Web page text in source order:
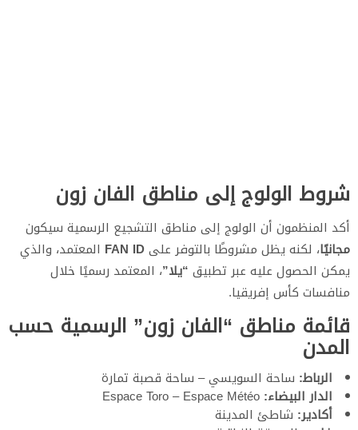
شروط الولوج إلى مناطق الفان زون
أكد المنظمون أن الولوج إلى مناطق التشجيع الرسمية سيكون
مجانيًا، لكنه يظل مشروطًا بالتوفر علىFAN ID المعتمد، والذي
يمكن الحصول عليه عبر تطبيق “يلا”، المعتمد رسميًا خلال
منافسات كأس إفريقيا.
قائمة مناطق “الفان زون” الرسمية حسب
المدن
الرباط: ساحة السويسي – ساحة قصبة تمارة
الدار البيضاء:
أكادير: شاطئ المدينة